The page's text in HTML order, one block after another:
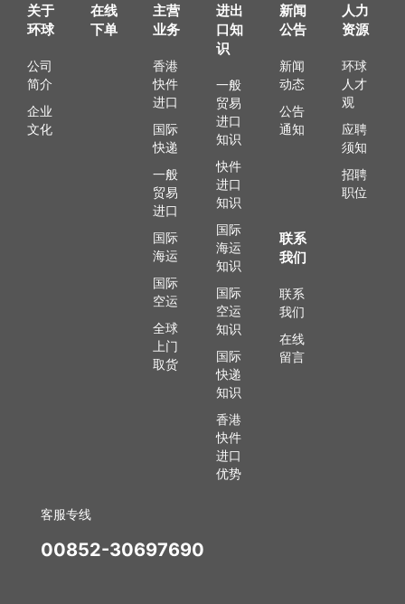
关于
环球
公司
简介
企业
文化
在线
下单
主营
业务
香港
快件
进口
国际
快递
一般
贸易
进口
国际
海运
国际
空运
全球
上门
取货
进出
口知
识
一般
贸易
进口
知识
快件
进口
知识
国际
海运
知识
国际
空运
知识
国际
快递
知识
香港
快件
进口
优势
新闻
公告
新闻
动态
公告
通知
人力
资源
环球
人才
观
应聘
须知
招聘
职位
联系
我们
联系
我们
在线
留言
客服专线
00852-30697690